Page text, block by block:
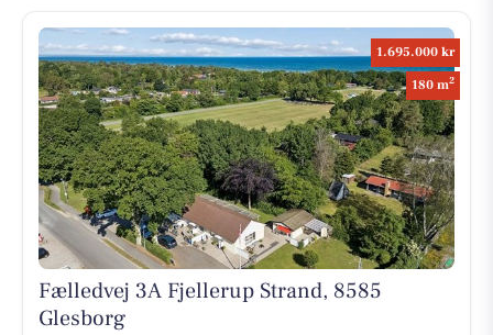
1.695.000 kr
180 m2
Fælledvej 3A Fjellerup Strand, 8585
Glesborg